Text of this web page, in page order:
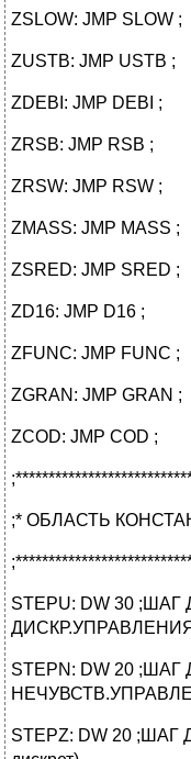
ZSLOW: JMP SLOW ;
ZUSTB: JMP USTB ;
ZDEBI: JMP DEBI ;
ZRSB: JMP RSB ;
ZRSW: JMP RSW ;
ZMASS: JMP MASS ;
ZSRED: JMP SRED ;
ZD16: JMP D16 ;
ZFUNC: JMP FUNC ;
ZGRAN: JMP GRAN ;
ZCOD: JMP COD ;
;* ОБЛАСТЬ
STEPU: DW 30
ДИСКР.УПРАВЛЕНИЯ
STEPN: DW 20
STEPZ: DW 20